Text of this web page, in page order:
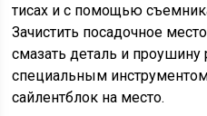
тисах и с помощью
Зачистить посадочное
смазать деталь и проушину
специальным
сайлентблок на место.